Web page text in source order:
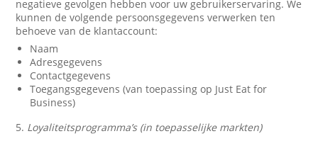
negatieve gevolgen hebben voor uw gebruikerservaring. We
kunnen de volgende persoonsgegevens verwerken ten
behoeve van de klantaccount:
Naam
Adresgegevens
Contactgegevens
Toegangsgegevens (van toepassing op Just Eat for
Business)
5. Loyaliteitsprogramma’s (in toepasselijke markten)